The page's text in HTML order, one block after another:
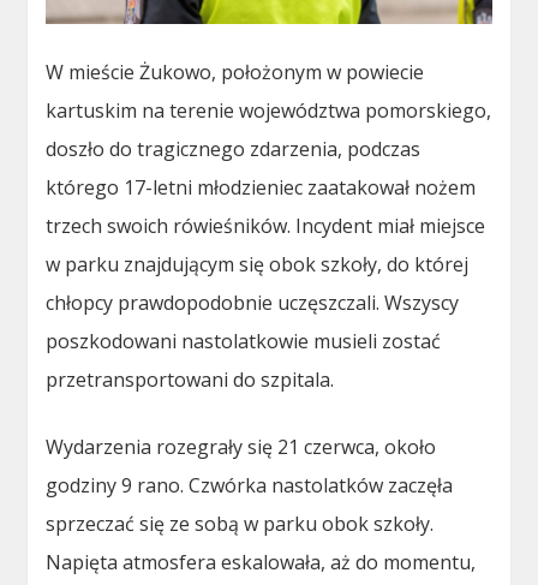
W mieście Żukowo, położonym w powiecie
kartuskim na terenie województwa pomorskiego,
doszło do tragicznego zdarzenia, podczas
którego 17-letni młodzieniec zaatakował nożem
trzech swoich rówieśników. Incydent miał miejsce
w parku znajdującym się obok szkoły, do której
chłopcy prawdopodobnie uczęszczali. Wszyscy
poszkodowani nastolatkowie musieli zostać
przetransportowani do szpitala.
Wydarzenia rozegrały się 21 czerwca, około
godziny 9 rano. Czwórka nastolatków zaczęła
sprzeczać się ze sobą w parku obok szkoły.
Napięta atmosfera eskalowała, aż do momentu,